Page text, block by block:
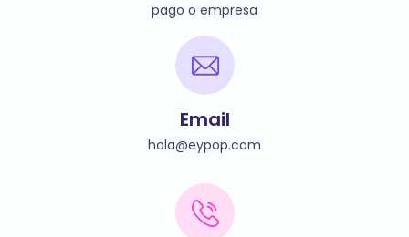
pago o empresa
Email
hola@eypop.com